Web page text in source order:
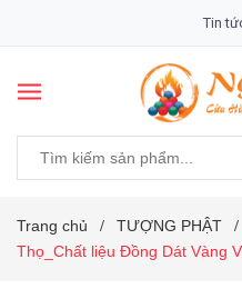
Tin
Trang chủ / TƯỢNG PHẬT /
Thọ_Chất liệu Đồng Dát Vàng